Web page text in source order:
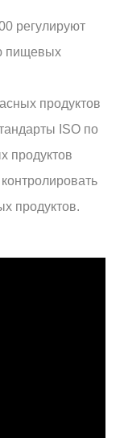
регулируют
пищевых
продуктов
ISO по
продуктов
продуктов.